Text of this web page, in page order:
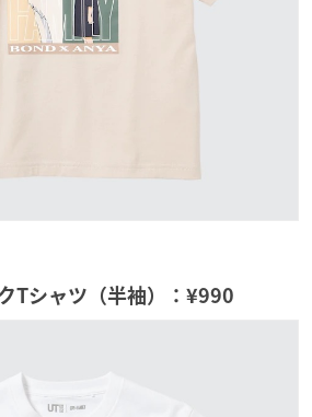
Tシャツ（半袖）：¥990